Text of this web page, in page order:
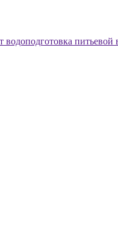
водоподготовка питьевой